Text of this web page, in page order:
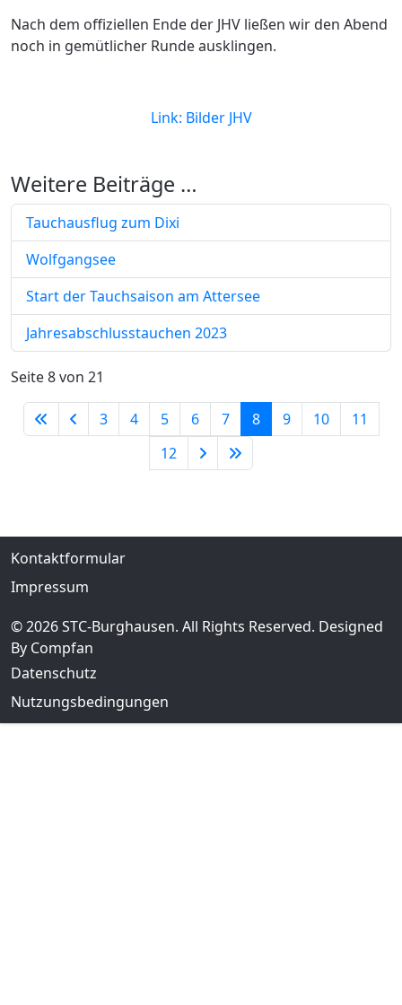
Nach dem offiziellen Ende der JHV ließen wir den Abend
noch in gemütlicher Runde ausklingen.
Link: Bilder JHV
Weitere Beiträge …
Tauchausflug zum Dixi
Wolfgangsee
Start der Tauchsaison am Attersee
Jahresabschlusstauchen 2023
Seite 8 von 21
3 4 5 6 7 8 9 10
11
12
Kontaktformular
Impressum
© 2026 STC-Burghausen. All Rights Reserved. Designed
By Compfan
Datenschutz
Nutzungsbedingungen